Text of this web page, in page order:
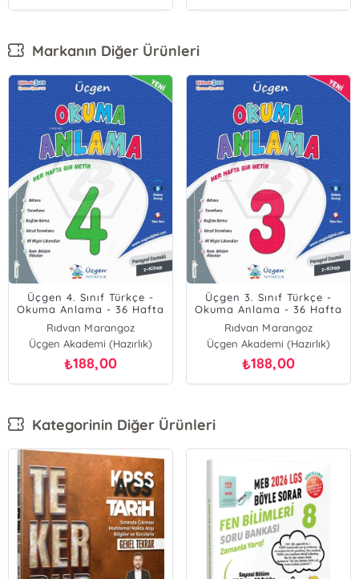
Markanın Diğer Ürünleri
Üçgen 4. Sınıf Türkçe -
Okuma Anlama - 36 Hafta
Rıdvan Marangoz
Özge Günenç
Üçgen Akademi (Hazırlık)
₺188,00
Üçgen 3. Sınıf Türkçe -
Okuma Anlama - 36 Hafta
Rıdvan Marangoz
Özge Günenç
Üçgen Akademi (Hazırlık)
₺188,00
Kategorinin Diğer Ürünleri